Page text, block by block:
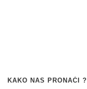
KAKO NAS PRONAĆI ?